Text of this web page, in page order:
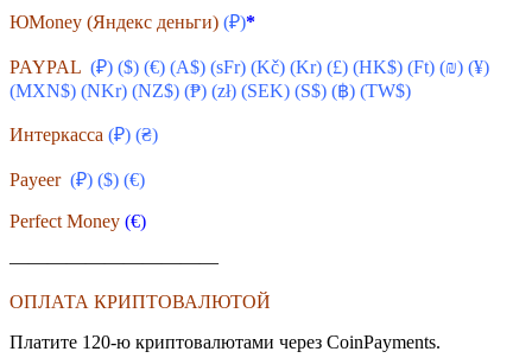
ЮMoney (Яндекс деньги) (₽)*
PAYPAL (₽) ($) (€) (A$) (sFr) (Kč) (Kr) (£) (HK$) (Ft) (₪) (¥)
(MXN$) (NKr) (NZ$) (₱) (zł) (SEK) (S$) (฿) (TW$)
Интеркасса (₽) (₴)
Payeer (₽) ($) (€)
Perfect Money (€)
———————————
ОПЛАТА КРИПТОВАЛЮТОЙ
Платите 120-ю криптовалютами через CoinPayments.